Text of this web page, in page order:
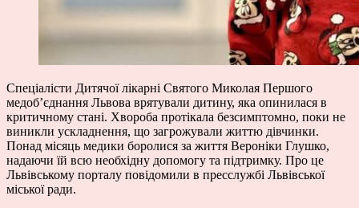
Спеціалісти Дитячої лікарні Святого Миколая Першого
медоб’єднання Львова врятували дитину, яка опинилася в
критичному стані. Хвороба протікала безсимптомно, поки не
виникли ускладнення, що загрожували життю дівчинки.
Понад місяць медики боролися за життя Вероніки Глушко,
надаючи їй всю необхідну допомогу та підтримку. Про це
Львівському порталу повідомили в пресслужбі Львівської
міської ради.